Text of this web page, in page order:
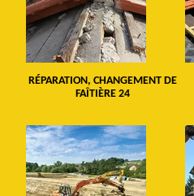
RÉPARATION, CHANGEMENT DE
FAÎTIÈRE 24